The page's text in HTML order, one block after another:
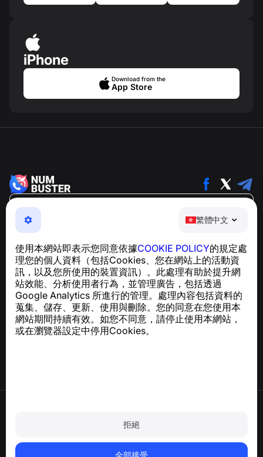
繁體中文
使用本網站即表示您同意依據COOKIE POLICY的規定處
理您的個人資料（包括Cookies、您在網站上的活動資
訊，以及您所使用的裝置資訊）。此處理有助於提升網
站效能、分析使用者行為，並管理廣告，包括透過
Google Analytics 所進行的管理。處理內容包括資料的
蒐集、儲存、更新、使用與刪除。您的同意在您使用本
網站期間持續有效。如您不同意，請停止使用本網站，
或在瀏覽器設定中停用Cookies。
拒絕
全部接受
iPhone
Download from the
App Store
NumBuster © 2013—2026 ·
support@numbuster.com
及騷擾內容
關於 GDPR 合規的諮詢：support@numbuster.com
說明中心
新聞與文章
關於專案
聯絡方式
刪除帳戶和個人資料